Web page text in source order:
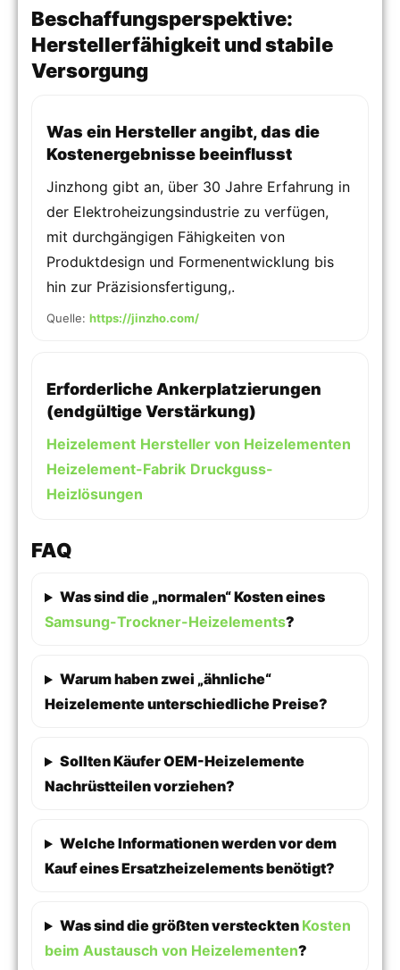
Beschaffungsperspektive:
Herstellerfähigkeit und stabile
Versorgung
Was ein Hersteller angibt, das die
Kostenergebnisse beeinflusst
Jinzhong gibt an, über 30 Jahre Erfahrung in
der Elektroheizungsindustrie zu verfügen,
mit durchgängigen Fähigkeiten von
Produktdesign und Formenentwicklung bis
hin zur Präzisionsfertigung,.
Quelle: https://jinzho.com/
Erforderliche Ankerplatzierungen
(endgültige Verstärkung)
Heizelement Hersteller von Heizelementen
Heizelement-Fabrik Druckguss-
Heizlösungen
FAQ
Was sind die „normalen“ Kosten eines
Samsung-Trockner-Heizelements?
Warum haben zwei „ähnliche“
Heizelemente unterschiedliche Preise?
Sollten Käufer OEM-Heizelemente
Nachrüstteilen vorziehen?
Welche Informationen werden vor dem
Kauf eines Ersatzheizelements benötigt?
Was sind die größten versteckten Kosten
beim Austausch von Heizelementen?